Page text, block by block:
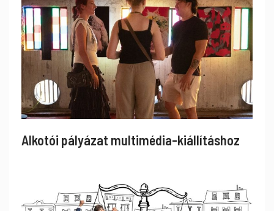
Alkotói pályázat multimédia-kiállításhoz